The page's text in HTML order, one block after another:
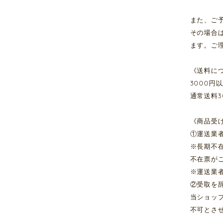
また、ご
その場合
ます。ご
《送料に
3000円以
通常送料
《商品受
①運送業
※長期不
不在票が
※運送業
②受取を
当ショッ
不可とさ